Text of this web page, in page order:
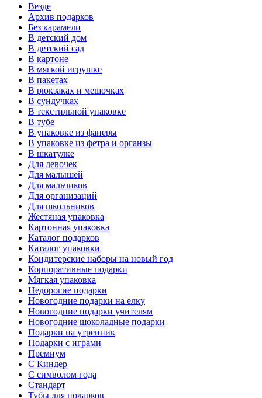
Везде
Архив подарков
Без карамели
В детский дом
В детский сад
В картоне
В мягкой игрушке
В пакетах
В рюкзаках и мешочках
В сундучках
В текстильной упаковке
В тубе
В упаковке из фанеры
В упаковке из фетра и органзы
В шкатулке
Для девочек
Для малышей
Для мальчиков
Для организаций
Для школьников
Жестяная упаковка
Картонная упаковка
Каталог подарков
Каталог упаковки
Кондитерские наборы на новый год
Корпоративные подарки
Мягкая упаковка
Недорогие подарки
Новогодние подарки на елку
Новогодние подарки учителям
Новогодние шоколадные подарки
Подарки на утренник
Подарки с играми
Премиум
С Киндер
С символом года
Стандарт
Тубы для подарков